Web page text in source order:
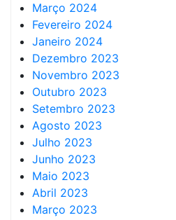
Março 2024
Fevereiro 2024
Janeiro 2024
Dezembro 2023
Novembro 2023
Outubro 2023
Setembro 2023
Agosto 2023
Julho 2023
Junho 2023
Maio 2023
Abril 2023
Março 2023